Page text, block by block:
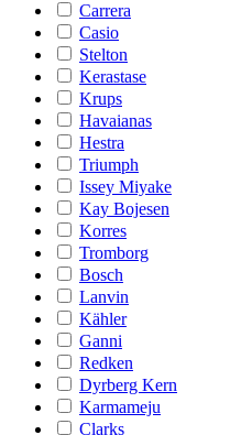
Carrera
Casio
Stelton
Kerastase
Krups
Havaianas
Hestra
Triumph
Issey Miyake
Kay Bojesen
Korres
Tromborg
Bosch
Lanvin
Kähler
Ganni
Redken
Dyrberg Kern
Karmameju
Clarks